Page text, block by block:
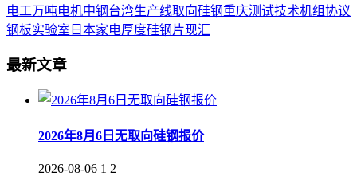
电工万吨电机中钢台湾生产线取向硅钢重庆测试技术机组协议
钢板实验室 日本家电厚度硅钢片现汇
最新文章
2026年8月6日无取向硅钢报价
2026-08-06 1 2